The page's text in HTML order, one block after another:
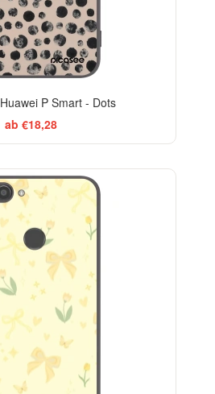
P Smart - Dots
ab €18,28